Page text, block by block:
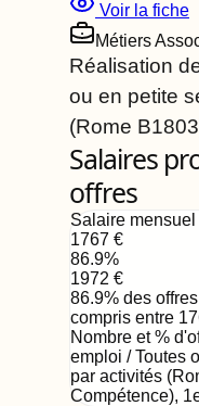
Voir la fiche
Métiers
Réalisation
ou en petite
(Rome B1803
Salaires
offres
Salaire mensuel
1767 €
86.9%
1972 €
86.9% des
compris entre
Nombre et %
emploi / Toutes
par activités
Compétence),